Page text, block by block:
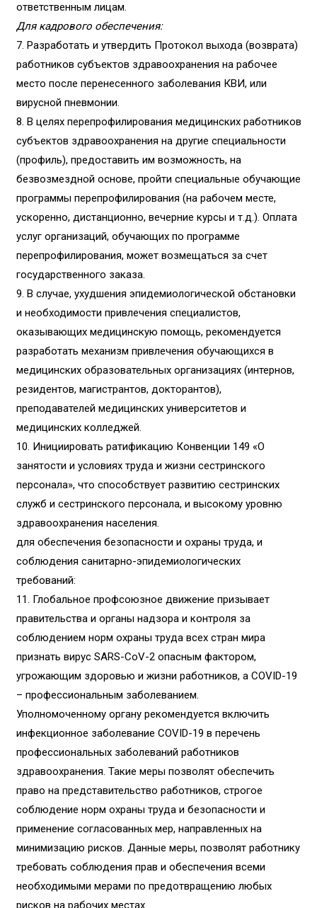
ответственным лицам.
Для кадрового обеспечения:
7. Разработать и утвердить Протокол выхода (возврата)
работников субъектов здравоохранения на рабочее
место после перенесенного заболевания КВИ, или
вирусной пневмонии.
8. В целях перепрофилирования медицинских работников
субъектов здравоохранения на другие специальности
(профиль), предоставить им возможность, на
безвозмездной основе, пройти специальные обучающие
программы перепрофилирования (на рабочем месте,
ускоренно, дистанционно, вечерние курсы и т.д.). Оплата
услуг организаций, обучающих по программе
перепрофилирования, может возмещаться за счет
государственного заказа.
9. В случае, ухудшения эпидемиологической обстановки
и необходимости привлечения специалистов,
оказывающих медицинскую помощь, рекомендуется
разработать механизм привлечения обучающихся в
медицинских образовательных организациях (интернов,
резидентов, магистрантов, докторантов),
преподавателей медицинских университетов и
медицинских колледжей.
10. Инициировать ратификацию Конвенции 149 «О
занятости и условиях труда и жизни сестринского
персонала», что способствует развитию сестринских
служб и сестринского персонала, и высокому уровню
здравоохранения населения.
для обеспечения безопасности и охраны труда, и
соблюдения санитарно-эпидемиологических
требований:
11. Глобальное профсоюзное движение призывает
правительства и органы надзора и контроля за
соблюдением норм охраны труда всех стран мира
признать вирус SARS-CoV-2 опасным фактором,
угрожающим здоровью и жизни работников, а COVID-19
– профессиональным заболеванием.
Уполномоченному органу рекомендуется включить
инфекционное заболевание COVID-19 в перечень
профессиональных заболеваний работников
здравоохранения. Такие меры позволят обеспечить
право на представительство работников, строгое
соблюдение норм охраны труда и безопасности и
применение согласованных мер, направленных на
минимизацию рисков. Данные меры, позволят работнику
требовать соблюдения прав и обеспечения всеми
необходимыми мерами по предотвращению любых
рисков на рабочих местах.